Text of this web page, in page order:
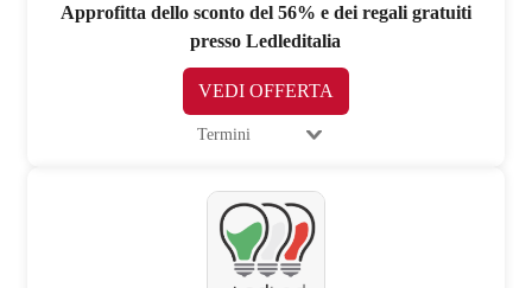
Approfitta dello sconto del 56% e dei regali gratuiti
presso Ledleditalia
VEDI OFFERTA
Termini